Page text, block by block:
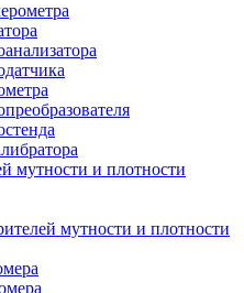
мутности и плотности
мутности и плотности